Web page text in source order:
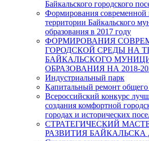
Байкальского городского
Формирования современной
территории Байкальского
образования в 2017 году
ФОРМИРОВАНИЯ
ГОРОДСКОЙ СРЕДЫ НА
БАЙКАЛЬСКОГО
ОБРАЗОВАНИЯ НА 2018-
Индустриальный парк
Капитальный ремонт
Всероссийский конкурс
создания комфортной
городах и исторических
СТРАТЕГИЧЕСКИЙ
РАЗВИТИЯ БАЙКАЛЬСКА